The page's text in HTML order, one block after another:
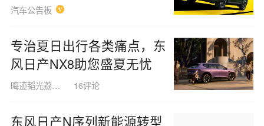
汽车公告板
专治夏日出行各类痛点，东
风日产NX8助您盛夏无忧
晦迹韬光荔枝8348 16评论
东风日产N序列新能源转型